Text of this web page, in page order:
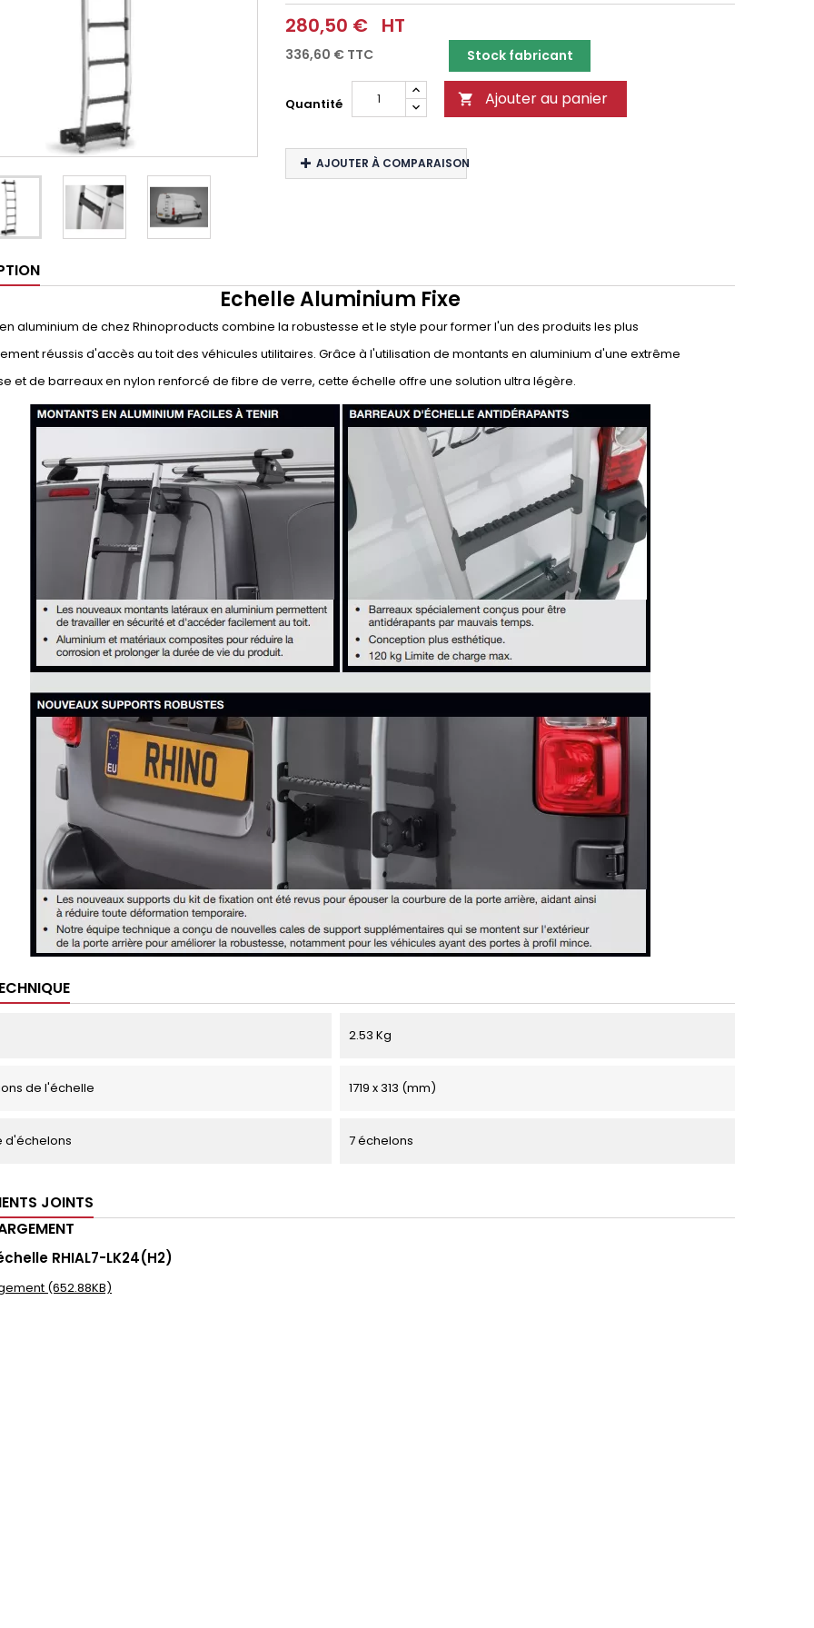
280,50 € HT
336,60 € TTC Stock fabricant
Quantité  Ajouter au panier
AJOUTER À COMPARAISON
Echelle Aluminium Fixe
aluminium de chez Rhinoproducts combine la robustesse et le style pour former l'un des produits les plus
réussis d'accès au toit des véhicules utilitaires. Grâce à l'utilisation de montants en aluminium d'une extrême
et de barreaux en nylon renforcé de fibre de verre, cette échelle offre une solution ultra légère.
2.53 Kg
de l'échelle 1719 x 313 (mm)
d'échelons 7 échelons
JOINTS
RHIAL7-LK24(H2)
(652.88KB)